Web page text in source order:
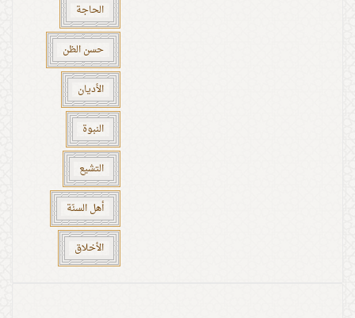
الحاجة
حسن الظن
الأديان
النبوة
التشيع
أهل السنّة
الأخلاق